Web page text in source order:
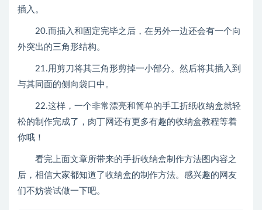
插入。
20.而插入和固定完毕之后，在另外一边还会有一个向
外突出的三角形结构。
21.用剪刀将其三角形剪掉一小部分。然后将其插入到
与其同面的侧向袋口中。
22.这样，一个非常漂亮和简单的手工折纸收纳盒就轻
松的制作完成了，肉丁网还有更多有趣的收纳盒教程等着
你哦！
看完上面文章所带来的手折收纳盒制作方法图内容之
后，相信大家都知道了收纳盒的制作方法。感兴趣的网友
们不妨尝试做一下吧。